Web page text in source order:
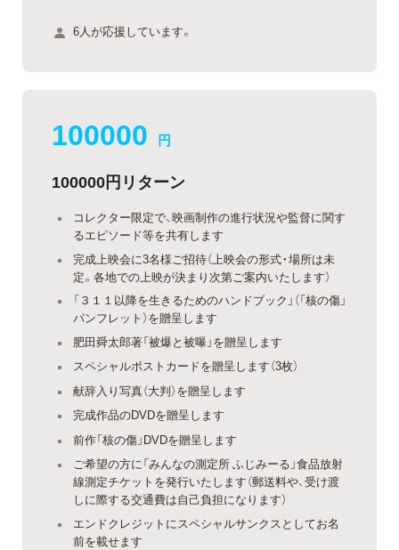
6人が応援しています。
100000 円
100000円リターン
コレクター限定で、映画制作の進行状況や監督に関す
るエピソード等を共有します
完成上映会に3名様ご招待（上映会の形式・場所は未
定。各地での上映が決まり次第ご案内いたします）
「３１１以降を生きるためのハンドブック」（「核の傷」
パンフレット）を贈呈します
肥田舜太郎著「被爆と被曝」を贈呈します
スペシャルポストカードを贈呈します（3枚）
献辞入り写真（大判）を贈呈します
完成作品のDVDを贈呈します
前作「核の傷」DVDを贈呈します
ご希望の方に「みんなの測定所 ふじみーる」食品放射
線測定チケットを発行いたします（郵送料や、受け渡
しに際する交通費は自己負担になります）
エンドクレジットにスペシャルサンクスとしてお名
前を載せます